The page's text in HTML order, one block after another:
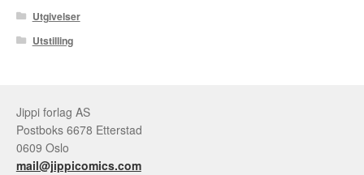
Utgivelser
Utstilling
Jippi forlag AS
Postboks 6678 Etterstad
0609 Oslo
mail@jippicomics.com